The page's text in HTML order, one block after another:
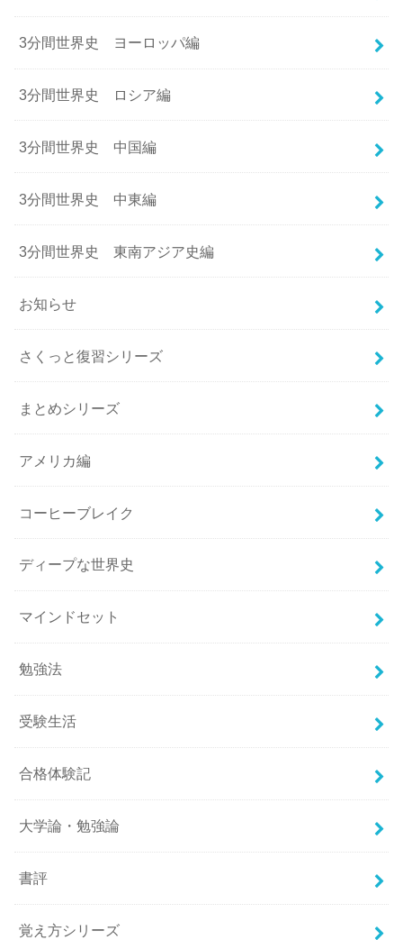
3分間世界史 ヨーロッパ編
3分間世界史 ロシア編
3分間世界史 中国編
3分間世界史 中東編
3分間世界史 東南アジア史編
お知らせ
さくっと復習シリーズ
まとめシリーズ
アメリカ編
コーヒーブレイク
ディープな世界史
マインドセット
勉強法
受験生活
合格体験記
大学論・勉強論
書評
覚え方シリーズ